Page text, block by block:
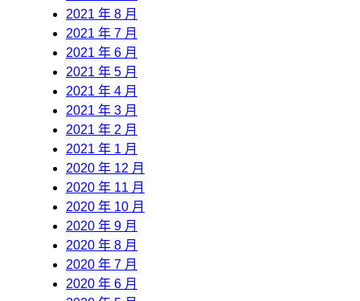
2021 年 8 月
2021 年 7 月
2021 年 6 月
2021 年 5 月
2021 年 4 月
2021 年 3 月
2021 年 2 月
2021 年 1 月
2020 年 12 月
2020 年 11 月
2020 年 10 月
2020 年 9 月
2020 年 8 月
2020 年 7 月
2020 年 6 月